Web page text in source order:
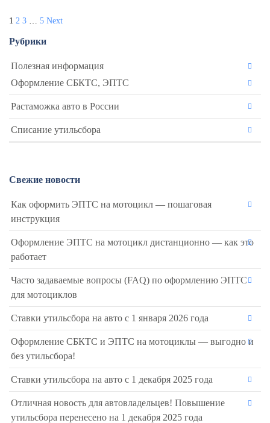
Пагинация
записей
1 2 3 5 Next
Рубрики
Полезная информация
Оформление СБКТС, ЭПТС
Растаможка авто в России
Списание утильсбора
Свежие новости
Как оформить ЭПТС на мотоцикл — пошаговая
инструкция
Оформление ЭПТС на мотоцикл дистанционно — как это
работает
Часто задаваемые вопросы (FAQ) по оформлению ЭПТС
для мотоциклов
Ставки утильсбора на авто с 1 января 2026 года
Оформление СБКТС и ЭПТС на мотоциклы — выгодно и
без утильсбора!
Ставки утильсбора на авто с 1 декабря 2025 года
Отличная новость для автовладельцев! Повышение
утильсбора перенесено на 1 декабря 2025 года